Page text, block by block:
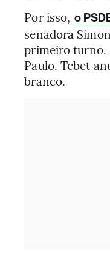
Por isso, o
senadora
primeiro turno.
Paulo. Tebet
branco.